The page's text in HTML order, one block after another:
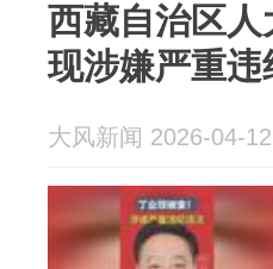
西藏自治区
现涉嫌严重
大风新闻 2026-04-12